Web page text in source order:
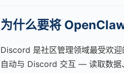
为什么要将
Discord 是社区管理领域最受欢
自动与 Discord 交互 — 读取数据